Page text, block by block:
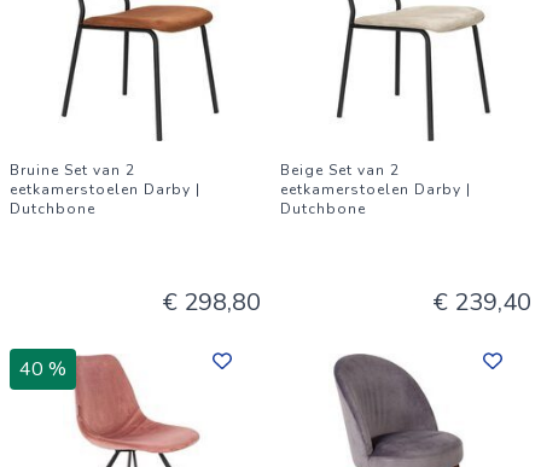
Bruine Set van 2
eetkamerstoelen Darby |
Dutchbone
€ 298,80
Beige Set van 2
eetkamerstoelen Darby |
Dutchbone
€ 239,40
40 %